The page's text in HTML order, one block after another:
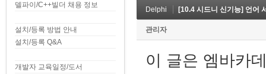
델파이/C++빌더 채용 정보
설치/등록 방법 안내
설치/등록 Q&A
개발자 교육일정/도서
Delphi [10.4 시드니 신기능] 언어
관리자
이 글은 엠바카